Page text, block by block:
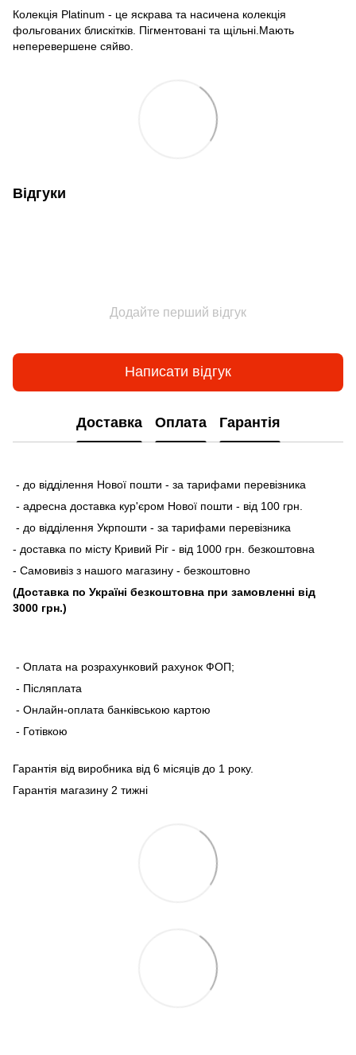
Колекція Platinum - це яскрава та насичена колекція
фольгованих блискітків. Пігментовані та щільні.Мають
неперевершене сяйво.
Відгуки
Додайте перший відгук
Написати відгук
Доставка Оплата Гарантія
- до відділення Нової пошти - за тарифами перевізника
- адресна доставка кур'єром Нової пошти - від 100 грн.
- до відділення Укрпошти - за тарифами перевізника
- доставка по місту Кривий Ріг - від 1000 грн. безкоштовна
- Самовивіз з нашого магазину - безкоштовно
(Доставка по Україні безкоштовна при замовленні від
3000 грн.)
- Оплата на розрахунковий рахунок ФОП;
- Післяплата
- Онлайн-оплата банківською картою
- Готівкою
Гарантія від виробника від 6 місяців до 1 року.
Гарантія магазину 2 тижні